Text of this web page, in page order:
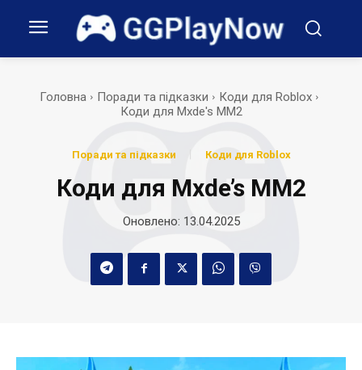
Головна Поради та підказки
Коди для Roblox
Коди для Mxde's MM2
Поради та підказки Коди для Roblox
Коди для Mxde’s MM2
Оновлено: 13.04.2025